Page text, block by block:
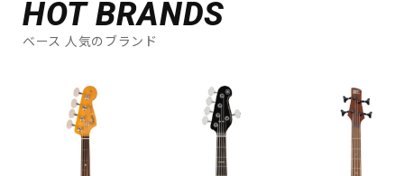
HOT BRANDS
ベース 人気のブランド